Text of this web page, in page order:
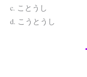
c. ことうし
d. こうとうし